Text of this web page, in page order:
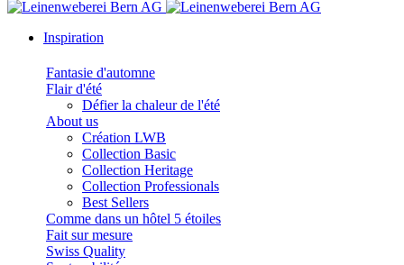
Inspiration
Fantasie d'automne
Flair d'été
Défier la chaleur de l'été
About us
Création LWB
Collection Basic
Collection Heritage
Collection Professionals
Best Sellers
Comme dans un hôtel 5 étoiles
Fait sur mesure
Swiss Quality